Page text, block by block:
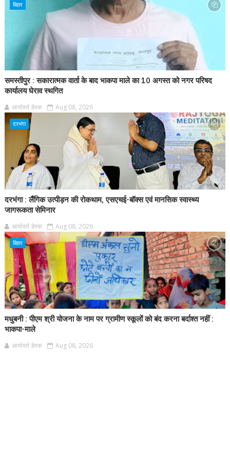
बिहार
समस्तीपुर : सकारात्मक वार्ता के बाद भाकपा माले का 10 अगस्त को नगर परिषद
कार्यालय घेराव स्थगित
आर्यावर्त डेस्क Aug 08, 2026
दरभंगा
दरभंगा : लैंगिक उत्पीड़न की रोकथाम, एसएचई-बॉक्स एवं मानसिक स्वास्थ्य
जागरूकता सेमिनार
आर्यावर्त डेस्क Aug 08, 2026
बिहार
मधुबनी : पीएम श्री योजना के नाम पर ग्रामीण स्कूलों को बंद करना बर्दाश्त नहीं :
भाकपा-माले
आर्यावर्त डेस्क Aug 08, 2026